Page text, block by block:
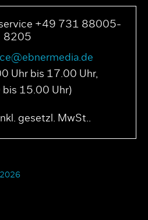
+49 731 88005-
8205
Uhr bis 17.00 Uhr,
bis 15.00 Uhr)
gesetzl. MwSt..